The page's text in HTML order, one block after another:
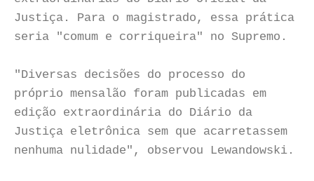
Justiça. Para o magistrado, essa prática
seria "comum e corriqueira" no Supremo.
"Diversas decisões do processo do
próprio mensalão foram publicadas em
edição extraordinária do Diário da
Justiça eletrônica sem que acarretassem
nenhuma nulidade", observou Lewandowski.